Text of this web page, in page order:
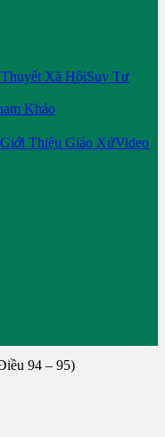
Xã HộiSuy Tư
Khảo
Giới Thiệu Giáo XứVideo
94 – 95)